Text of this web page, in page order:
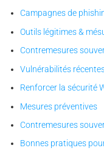
Campagnes de
Outils légitimes &
Contremesures
Vulnérabilités
Renforcer la sécurité
Mesures préventives
Contremesures
Bonnes pratiques